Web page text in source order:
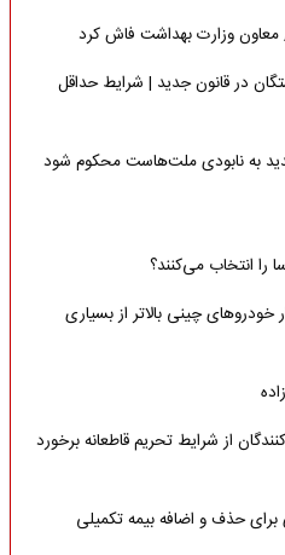
وزارت بهداشت فاش کرد
در قانون جدید | شرایط حداقل
به نابودی ملت‌هاست محکوم شود
را انتخاب می‌کنند؟
در بازار خودروهای چینی بالاتر از بسیاری
از شرایط تحریم قاطعانه برخورد
حذف و اضافه بیمه تکمیلی